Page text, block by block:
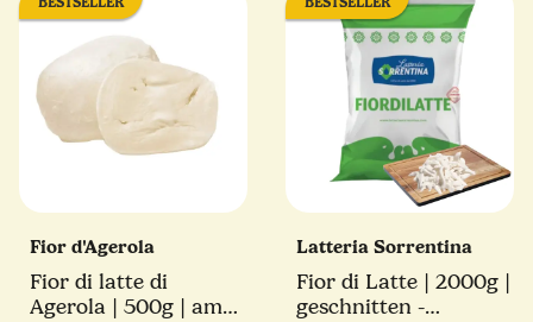
Fior d'Agerola
Fior di latte di
Agerola | 500g | am
Latteria Sorrentina
Fior di Latte | 2000g |
geschnitten -